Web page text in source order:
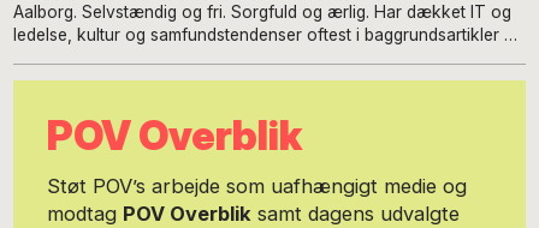
Aalborg. Selvstændig og fri. Sorgfuld og ærlig. Har dækket IT og
ledelse, kultur og samfundstendenser oftest i baggrundsartikler og
Har de senere år især brugt sin ytringsfrihed til at sætte gang i
tro, tabunedbrydning, selvmord og feminisme. Holder foredrag,
skriver og udgiver podcasten “Berørth”. Forfatter til bestselleren
Informations Forlag, “Vi mødte Jesus - og hvad kommer det andre
ved” (2017) og “Gud, du er jo lige her - sådan lever jeg med min
POV Overblik
Støt POV’s arbejde som uafhængigt medie og
modtag POV Overbliksamt dagens udvalgte